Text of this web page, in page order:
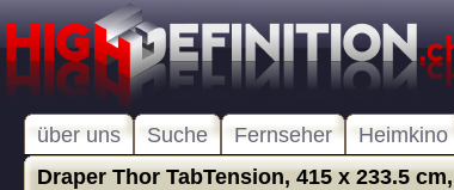
über uns Suche Fernseher Heimkino
Draper Thor TabTension, 415 x 233.5